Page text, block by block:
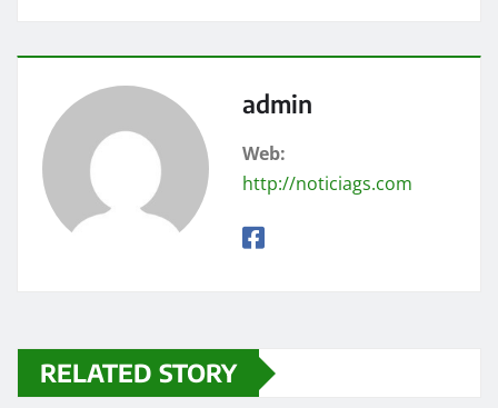
admin
Web:
http://noticiags.com
RELATED STORY